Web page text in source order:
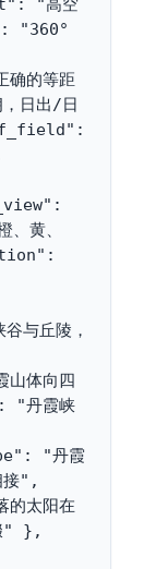
"360°
的等距
日出/日
、黄、
与丘陵，
体向四
"丹霞峡
"丹霞
接",
太阳在
" },